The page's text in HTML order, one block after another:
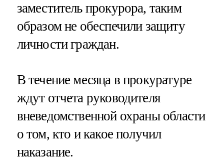
заместитель прокурора, таким
образом не обеспечили защиту
личности граждан.
В течение месяца в прокуратуре
ждут отчета руководителя
вневедомственной охраны области
о том, кто и какое получил
наказание.